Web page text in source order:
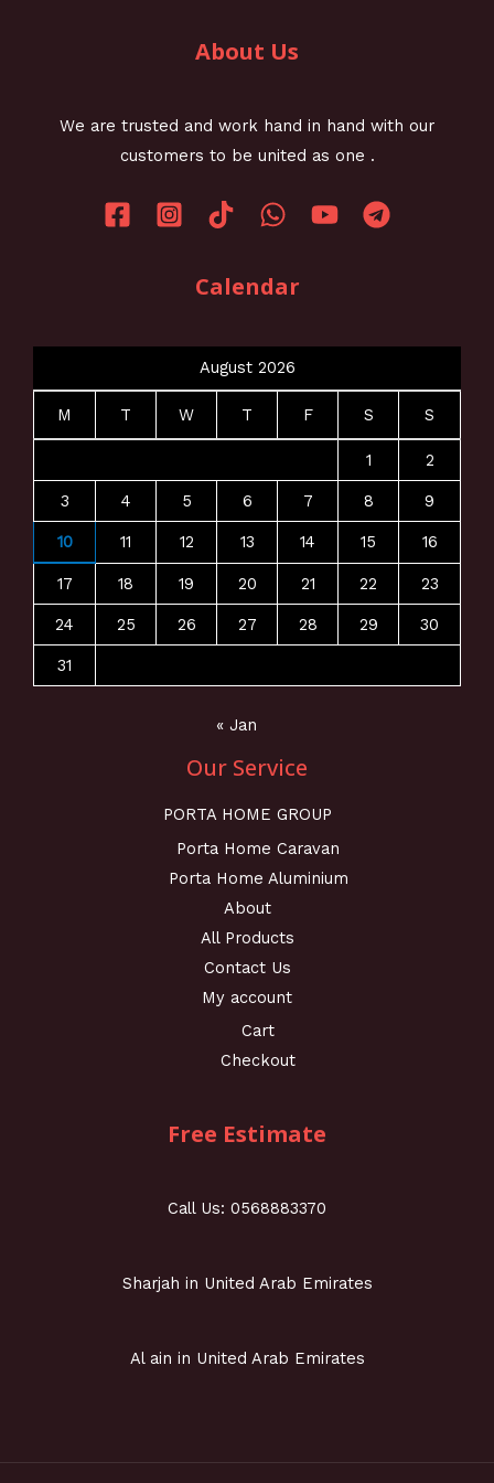
About Us
We are trusted and work hand in hand with our
customers to be united as one .
Calendar
August 2026
M T W T F S S
1 2
3 4 5 6 7 8 9
10 11 12 13 14 15 16
17 18 19 20 21 22 23
24 25 26 27 28 29 30
31
« Jan
Our Service
PORTA HOME GROUP
Porta Home Caravan
Porta Home Aluminium
About
All Products
Contact Us
My account
Cart
Checkout
Free Estimate
Call Us: 0568883370
Sharjah in United Arab Emirates
Al ain in United Arab Emirates